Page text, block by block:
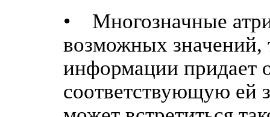
• Многозначные
возможных значений,
информации придает
соответствующую ей